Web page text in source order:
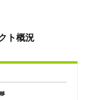
ト概況